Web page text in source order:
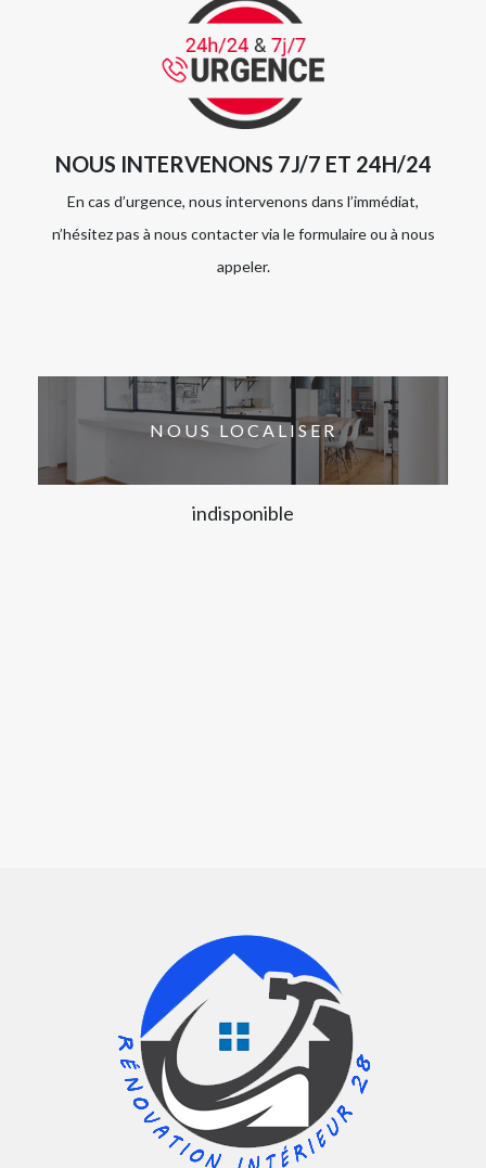
NOUS INTERVENONS 7J/7 ET 24H/24
En cas d’urgence, nous intervenons dans l’immédiat,
n’hésitez pas à nous contacter via le formulaire ou à nous
appeler.
NOUS LOCALISER
indisponible